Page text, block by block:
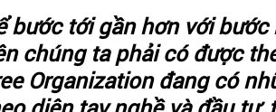
bước tới gần hơn với
chúng ta phải có được
Organization đang có